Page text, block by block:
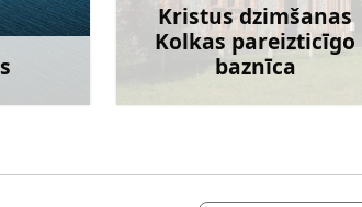
vairāk
Kristus dzimšanas
Kolkas pareizticīgo
baznīca